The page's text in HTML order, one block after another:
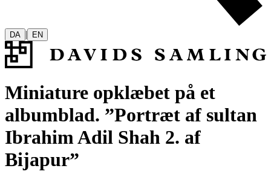
DA | EN
Miniature opklæbet på et
albumblad. ”Portræt af sultan
Ibrahim Adil Shah 2. af
Bijapur”